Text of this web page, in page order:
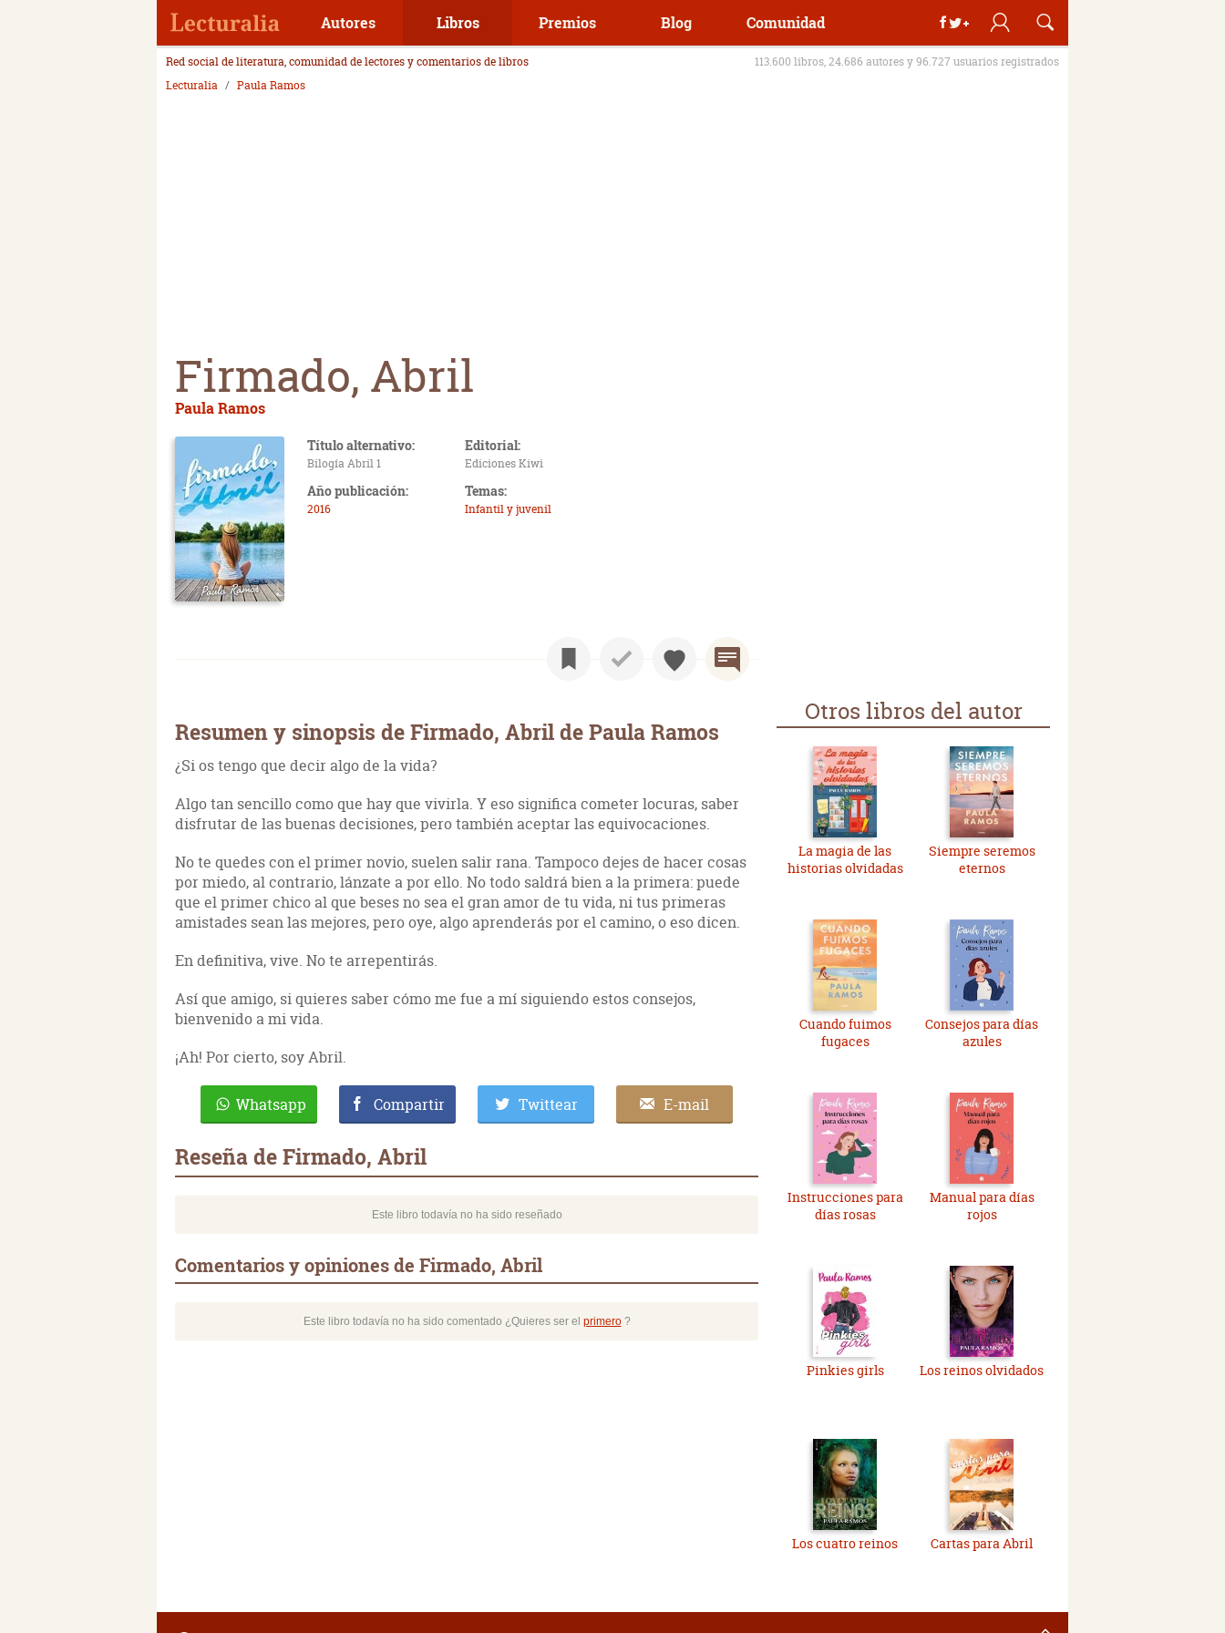
Autores Libros Premios Blog Comunidad
Red social de literatura, comunidad de lectores y comentarios de libros
113.600 libros, 24.686 autores y 96.727 usuarios registrados
Lecturalia
Paula Ramos
Firmado, Abril
Paula Ramos
Título alternativo:
Bilogía Abril 1
Editorial:
Ediciones Kiwi
Año publicación:
2016
Temas:
Infantil y juvenil
Resumen y sinopsis de Firmado, Abril de Paula Ramos
¿Si os tengo que decir algo de la vida?
Algo tan sencillo como que hay que vivirla. Y eso significa cometer locuras, saber
disfrutar de las buenas decisiones, pero también aceptar las equivocaciones.
No te quedes con el primer novio, suelen salir rana. Tampoco dejes de hacer cosas
por miedo, al contrario, lánzate a por ello. No todo saldrá bien a la primera: puede
que el primer chico al que beses no sea el gran amor de tu vida, ni tus primeras
amistades sean las mejores, pero oye, algo aprenderás por el camino, o eso dicen.
En definitiva, vive. No te arrepentirás.
Así que amigo, si quieres saber cómo me fue a mí siguiendo estos consejos,
bienvenido a mi vida.
¡Ah! Por cierto, soy Abril.
Whatsapp Compartir Twittear E-mail
Reseña de Firmado, Abril
Este libro todavía no ha sido reseñado
Comentarios y opiniones de Firmado, Abril
Este libro todavía no ha sido comentado ¿Quieres ser el primero?
Otros libros del autor
La magia de las
historias olvidadas
Siempre seremos
eternos
Cuando fuimos
fugaces
Consejos para días
azules
Instrucciones para
días rosas
Manual para días
rojos
Pinkies girls Los reinos olvidados
Los cuatro reinos Cartas para Abril